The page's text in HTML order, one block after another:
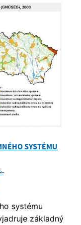
SYSTÉMU
systému
základný